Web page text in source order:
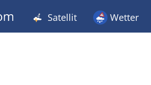
Satellit Wetter